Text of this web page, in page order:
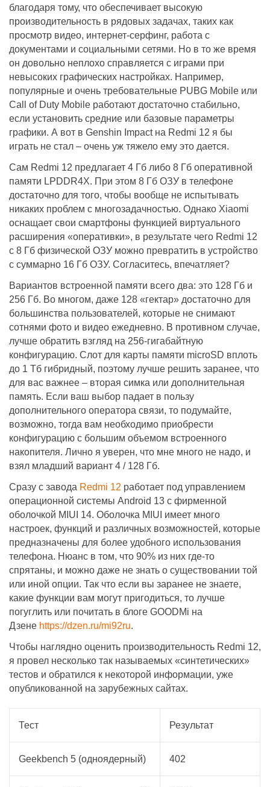
благодаря тому, что обеспечивает высокую
производительность в рядовых задачах, таких как
просмотр видео, интернет-серфинг, работа с
документами и социальными сетями. Но в то же время
он довольно неплохо справляется с играми при
невысоких графических настройках. Например,
популярные и очень требовательные PUBG Mobile или
Call of Duty Mobile работают достаточно стабильно,
если установить средние или базовые параметры
графики. А вот в Genshin Impact на Redmi 12 я бы
играть не стал – очень уж тяжело ему это дается.
Сам Redmi 12 предлагает 4 Гб либо 8 Гб оперативной
памяти LPDDR4X. При этом 8 Гб ОЗУ в телефоне
достаточно для того, чтобы вообще не испытывать
никаких проблем с многозадачностью. Однако Xiaomi
оснащает свои смартфоны функцией виртуального
расширения «оперативки», в результате чего Redmi 12
с 8 Гб физической ОЗУ можно превратить в устройство
с суммарно 16 Гб ОЗУ. Согласитесь, впечатляет?
Вариантов встроенной памяти всего два: это 128 Гб и
256 Гб. Во многом, даже 128 «гектар» достаточно для
большинства пользователей, которые не снимают
сотнями фото и видео ежедневно. В противном случае,
лучше обратить взгляд на 256-гигабайтную
конфигурацию. Слот для карты памяти microSD вплоть
до 1 Тб гибридный, поэтому лучше решить заранее, что
для вас важнее – вторая симка или дополнительная
память. Если ваш выбор падает в пользу
дополнительного оператора связи, то подумайте,
возможно, тогда вам необходимо приобрести
конфигурацию с большим объемом встроенного
накопителя. Лично я уверен, что мне много не надо, и
взял младший вариант 4 / 128 Гб.
Сразу с завода Redmi 12 работает под управлением
операционной системы Android 13 с фирменной
оболочкой MIUI 14. Оболочка MIUI имеет много
настроек, функций и различных возможностей, которые
предназначены для более удобного использования
телефона. Нюанс в том, что 90% из них где-то
спрятаны, и можно даже не знать о существовании той
или иной опции. Так что если вы заранее не знаете,
какие функции вам могут пригодиться, то лучше
погуглить или почитать в блоге GOODMi на
Дзене https://dzen.ru/mi92ru.
Чтобы наглядно оценить производительность Redmi 12,
я провел несколько так называемых «синтетических»
тестов и обратился к некоторой информации, уже
опубликованной на зарубежных сайтах.
Тест Результат
Geekbench 5 (одноядерный) 402